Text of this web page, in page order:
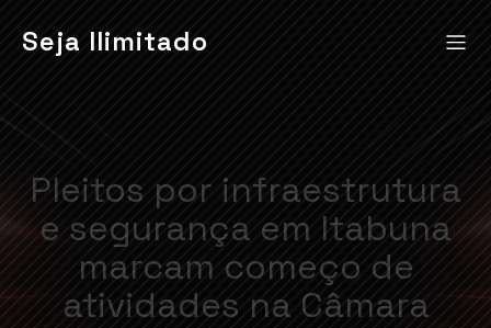
Seja Ilimitado
Pleitos por infraestrutura
e segurança em Itabuna
marcam começo de
atividades na Câmara